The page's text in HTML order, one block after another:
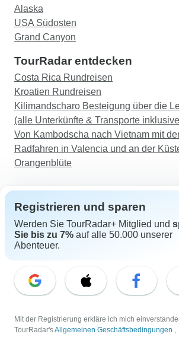
Alaska
USA Südosten
Grand Canyon
TourRadar entdecken
Costa Rica Rundreisen
Kroatien Rundreisen
Kilimandscharo Besteigung über die
(alle Unterkünfte & Transporte
Von Kambodscha nach Vietnam mit
Radfahren in Valencia und an der
Orangenblüte
Support
Kontakt
Schweiz +41 225 183 195
E-Mail: support@tourradar.com
EN DE ES FR NL
Registrieren und sparen
Werden Sie TourRadar+ Mitglied und
Sie bis zu 7% auf alle 50.000 unserer
Abenteuer.
Mit der Registrierung erkläre ich mich
TourRadar'sAllgemeinen Geschäftsbedingungen ,